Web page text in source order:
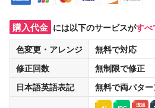
購入代金 には以下のサービスがすべ
色変更・アレンジ
無料で対応
修正回数
無制限で修正
日本語英語表記
無料で両パタ